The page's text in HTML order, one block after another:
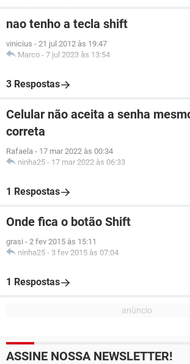
nao tenho a tecla shift
vinicius - 21 jul 2012 às 19:47
Marco - 7 jul 2023 às 13:54
3 Respostas
Celular não aceita a senha
correta
Rafaela - 17 mar 2022 às 00:34
ninha25 - 17 mar 2022 às 06:33
1 Respostas
Onde fica o botão Shift
grasi - 2 fev 2015 às 15:11
ninha25 - 3 fev 2015 às 07:04
1 Respostas
ASSINE NOSSA NEWSLETTER!